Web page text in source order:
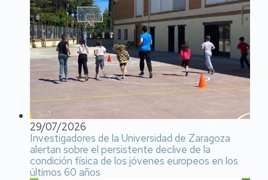
29/07/2026
Investigadores de la Universidad de Zaragoza
alertan sobre el persistente declive de la
condición física de los jóvenes europeos en los
últimos 60 años